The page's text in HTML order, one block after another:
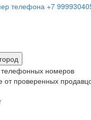
номеров
от проверенных